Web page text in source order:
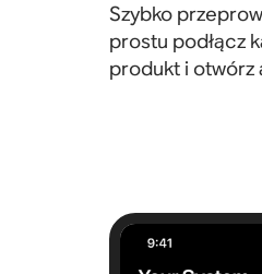
Szybko
prostu podłącz
produkt i otwórz